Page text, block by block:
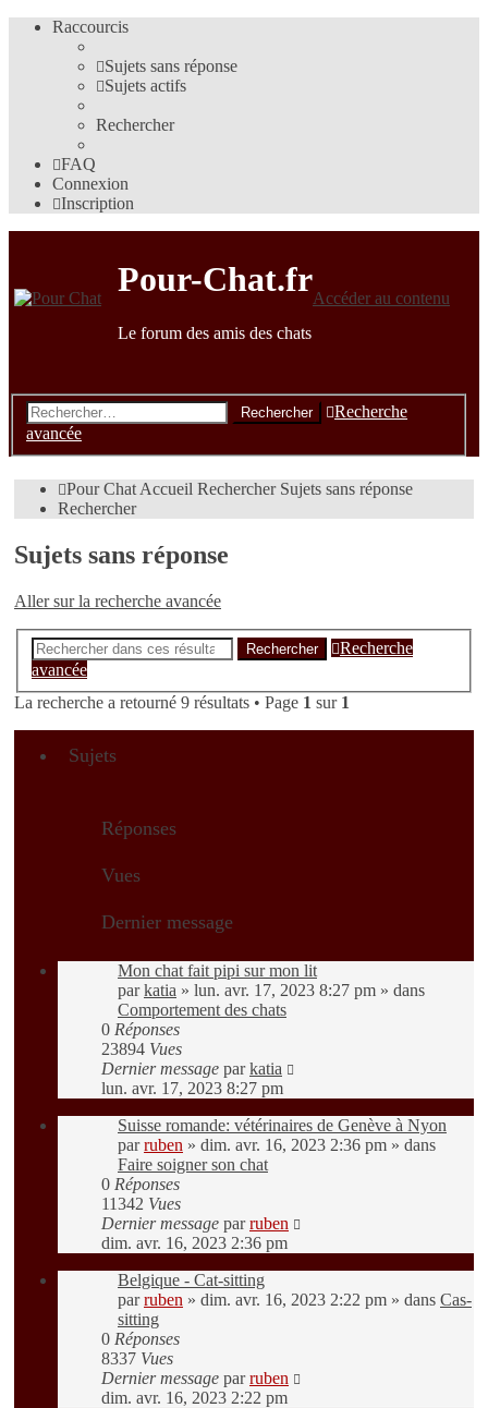
Raccourcis
Sujets sans réponse
Sujets actifs
Rechercher
FAQ
Connexion
Inscription
Pour-Chat.fr
Le forum des amis des chats
Accéder au contenu
Rechercher
Recherche
avancée
Pour ChatAccueil Rechercher Sujets sans réponse
Rechercher
Sujets sans réponse
Aller sur la recherche avancée
Rechercher
Recherche
avancée
La recherche a retourné 9 résultats • Page 1 sur 1
Sujets
Réponses
Vues
Dernier message
Mon chat fait pipi sur mon lit
parkatia » lun. avr. 17, 2023 8:27 pm » dans
Comportement des chats
0 Réponses
23894 Vues
Dernier message parkatia
lun. avr. 17, 2023 8:27 pm
Suisse romande: vétérinaires de Genève à Nyon
parruben » dim. avr. 16, 2023 2:36 pm » dans
Faire soigner son chat
0 Réponses
11342 Vues
Dernier message parruben
dim. avr. 16, 2023 2:36 pm
Belgique - Cat-sitting
parruben » dim. avr. 16, 2023 2:22 pm » dans Cas-
sitting
0 Réponses
8337 Vues
Dernier message parruben
dim. avr. 16, 2023 2:22 pm